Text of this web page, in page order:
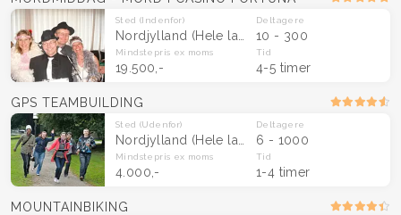
Sted (Indenfor)
Nordjylland (Hele landet)
Deltagere
10 - 300
Mindstepris ex moms
19.500,-
Tid
4-5 timer
GPS TEAMBUILDING
Sted (Udenfor)
Nordjylland (Hele landet)
Deltagere
6 - 1000
Mindstepris ex moms
4.000,-
Tid
1-4 timer
MOUNTAINBIKING